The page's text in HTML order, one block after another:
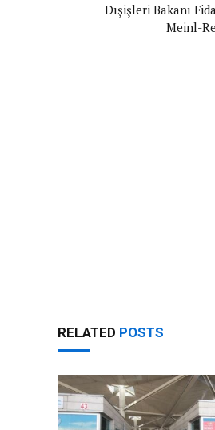
Dışişleri Bakanı
Meinl-
RELATED POSTS